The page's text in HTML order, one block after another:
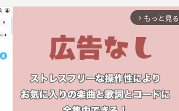
arrow_forward_ios もっと見る